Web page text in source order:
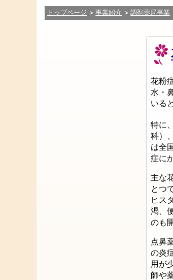
トップページ 事業紹介 調剤薬局事業
花粉
水・
いる
特に
科）
は全
症に
主な
とつ
ヒス
渇、
のも
点鼻
の炎
用が
師や